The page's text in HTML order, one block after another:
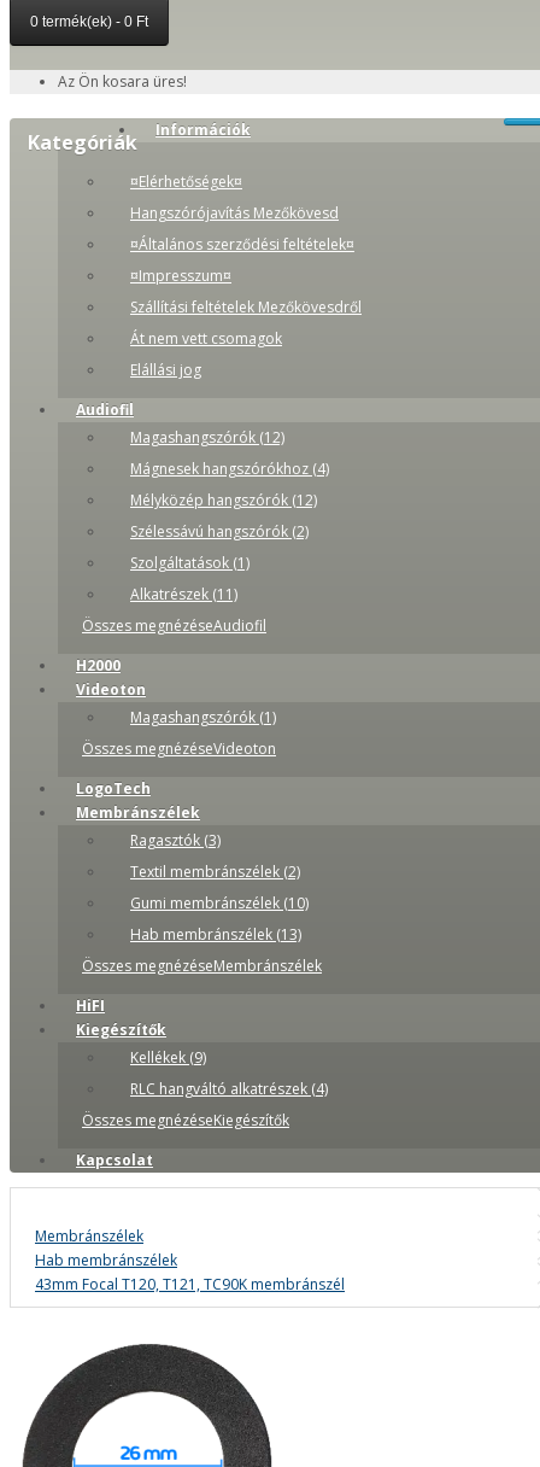
0 termék(ek) - 0 Ft
Az Ön kosara üres!
Kategóriák Információk
¤Elérhetőségek¤
Hangszórójavítás Mezőkövesd
¤Általános szerződési feltételek¤
¤Impresszum¤
Szállítási feltételek Mezőkövesdről
Át nem vett csomagok
Elállási jog
Audiofil
Magashangszórók (12)
Mágnesek hangszórókhoz (4)
Mélyközép hangszórók (12)
Szélessávú hangszórók (2)
Szolgáltatások (1)
Alkatrészek (11)
Összes megnézéseAudiofil
H2000
Videoton
Magashangszórók (1)
Összes megnézéseVideoton
LogoTech
Membránszélek
Ragasztók (3)
Textil membránszélek (2)
Gumi membránszélek (10)
Hab membránszélek (13)
Összes megnézéseMembránszélek
HiFI
Kiegészítők
Kellékek (9)
RLC hangváltó alkatrészek (4)
Összes megnézéseKiegészítők
Kapcsolat
Membránszélek
Hab membránszélek
43mm Focal T120, T121, TC90K membránszél